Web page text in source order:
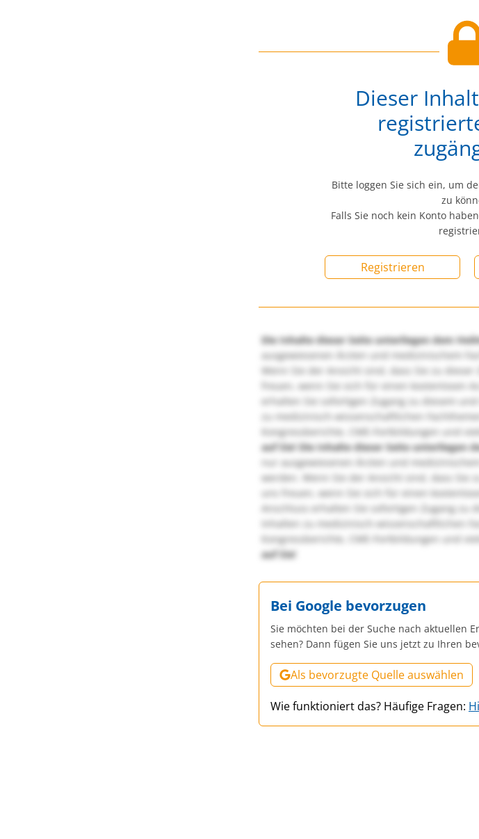
Dieser
Bitte loggen Sie sich ein, um
zu
Falls Sie noch kein Konto
Registrieren
Die Inhalte dieser Seite unterliegen dem
ausgewiesenen Ärzten und medizinischem
Wenn Sie der Ansicht sind, dass Sie zu
freuen, wenn Sie sich für einen kostenlosen
erhalten Sie sofortigen Zugang zu diesem
zu medizinisch-wissenschaftlichen
Kongressberichte, CME-Fortbildungen und
auf Sie! Die Inhalte dieser Seite unterliegen
nur ausgewiesenen Ärzten und
werden. Wenn Sie der Ansicht sind, dass Sie
uns freuen, wenn Sie sich für einen
Anschluss erhalten Sie sofortigen Zugang zu
Inhalten zu medizinisch-wissenschaftlichen
Kongressberichte, CME-Fortbildungen und
auf Sie!
Bei Google bevorzugen
Sie möchten bei der Suche nach aktuellen
sehen? Dann fügen Sie uns jetzt zu Ihren
Als bevorzugte Quelle auswählen
Wie funktioniert das? Häufige Fragen: